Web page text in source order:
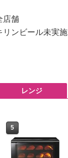
店舗
ンビール未実施
5
5
5
レンジ
5